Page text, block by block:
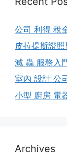
公司 利得 稅
皮拉提斯證
滅 蟲 服務入
室內 設計 公
小型 廚房 電
Archives